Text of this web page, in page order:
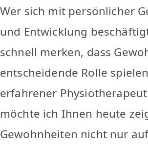
Wer sich mit persönlicher
und Entwicklung
schnell merken, dass
entscheidende Rolle
erfahrener
möchte ich Ihnen heute
Gewohnheiten nicht nur